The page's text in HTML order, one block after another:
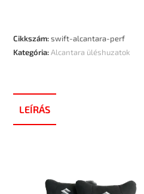
Cikkszám:swift-alcantara-perf
Kategória:Alcantara üléshuzatok
LEÍRÁS